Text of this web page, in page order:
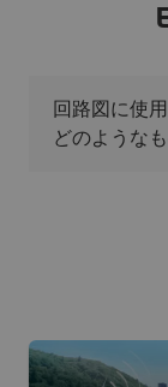
回路図に使
どのような